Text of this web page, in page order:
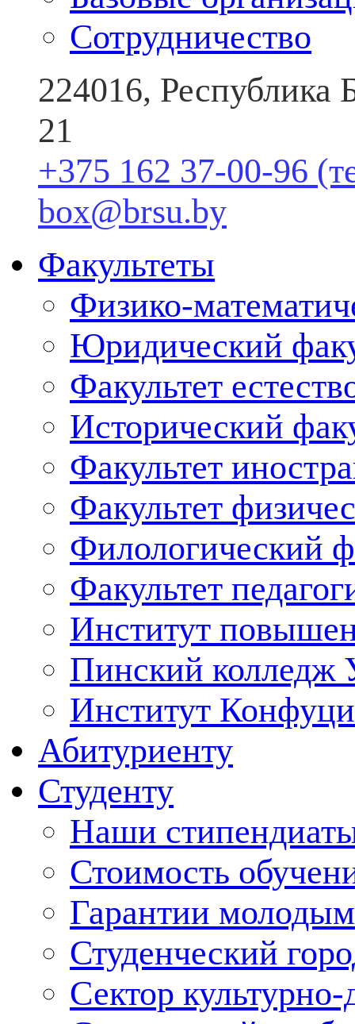
Сотрудничество
224016, Республика
21
+375 162 37-00-96
box@brsu.by
Факультеты
Физико-
Юридический
Факультет
Исторический
Факультет
Факультет
Филологический
Факультет
Институт
Пинский
Институт
Абитуриенту
Студенту
Наши
Стоимость
Гарантии
Студенческий
Сектор